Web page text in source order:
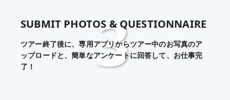
3
SUBMIT PHOTOS & QUESTIONNAIRE
ツアー終了後に、専用アプリからツアー中のお写真のア
ップロードと、簡単なアンケートに回答して、お仕事完
了！